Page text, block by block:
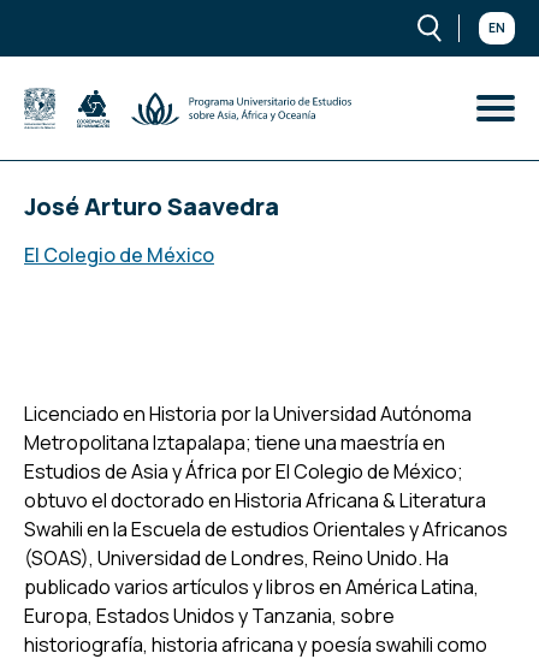
EN
José Arturo Saavedra
El Colegio de México
Licenciado en Historia por la Universidad Autónoma
Metropolitana Iztapalapa; tiene una maestría en
Estudios de Asia y África por El Colegio de México;
obtuvo el doctorado en Historia Africana & Literatura
Swahili en la Escuela de estudios Orientales y Africanos
(SOAS), Universidad de Londres, Reino Unido. Ha
publicado varios artículos y libros en América Latina,
Europa, Estados Unidos y Tanzania, sobre
historiografía, historia africana y poesía swahili como